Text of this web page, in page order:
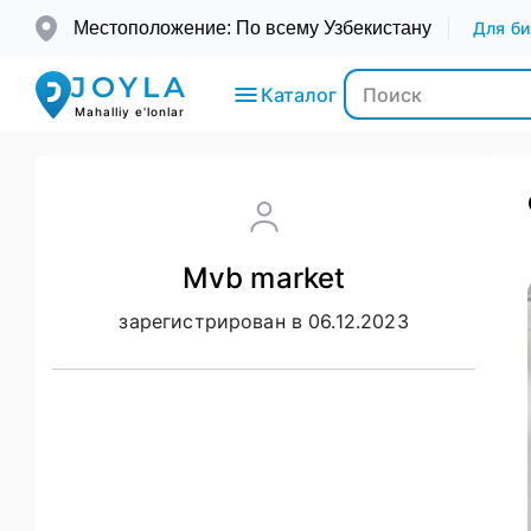
Местоположение: По всему Узбекистану Для
JOYLA
Mahalliy e'lonlar
Каталог
Мода и
Mvb market
зарегистрирован в 06.12.2023